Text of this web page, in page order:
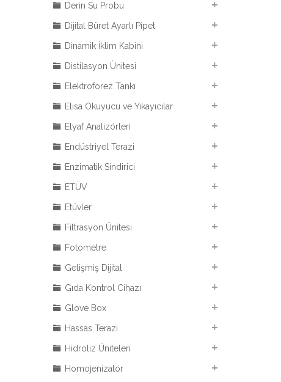
Derin Su Probu
Dijital Büret Ayarlı Pipet
Dinamik İklim Kabini
Distilasyon Ünitesi
Elektroforez Tankı
Elisa Okuyucu ve Yıkayıcılar
Elyaf Analizörleri
Endüstriyel Terazi
Enzimatik Sindirici
ETÜV
Etüvler
Filtrasyon Ünitesi
Fotometre
Gelişmiş Dijital
Gıda Kontrol Cihazı
Glove Box
Hassas Terazi
Hidroliz Üniteleri
Homojenizatör